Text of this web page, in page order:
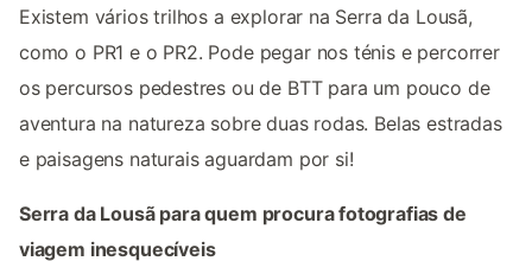
Existem vários trilhos a explorar na Serra da Lousã,
como o PR1 e o PR2. Pode pegar nos ténis e percorrer
os percursos pedestres ou de BTT para um pouco de
aventura na natureza sobre duas rodas. Belas estradas
e paisagens naturais aguardam por si!
Serra da Lousã para quem procura fotografias de
viagem inesquecíveis